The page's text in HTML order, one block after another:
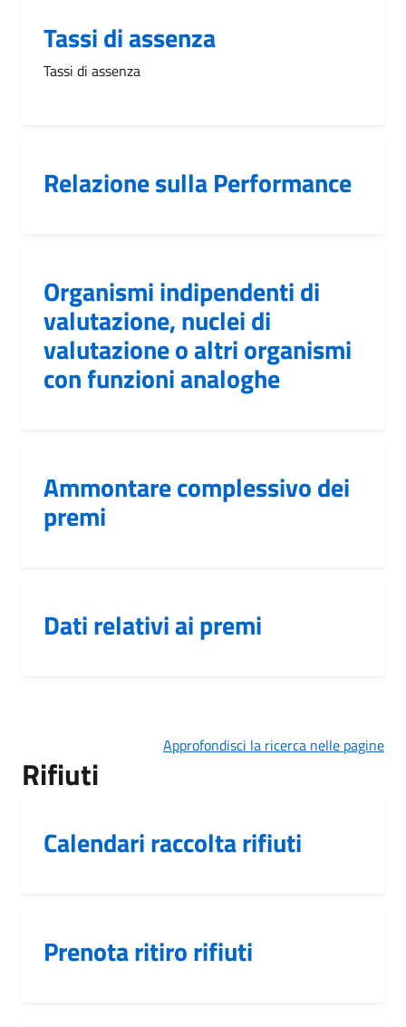
Tassi di assenza
Tassi di assenza
Relazione sulla Performance
Organismi indipendenti di
valutazione, nuclei di
valutazione o altri organismi
con funzioni analoghe
Ammontare complessivo dei
premi
Dati relativi ai premi
Approfondisci la ricerca nelle pagine
Rifiuti
Calendari raccolta rifiuti
Prenota ritiro rifiuti